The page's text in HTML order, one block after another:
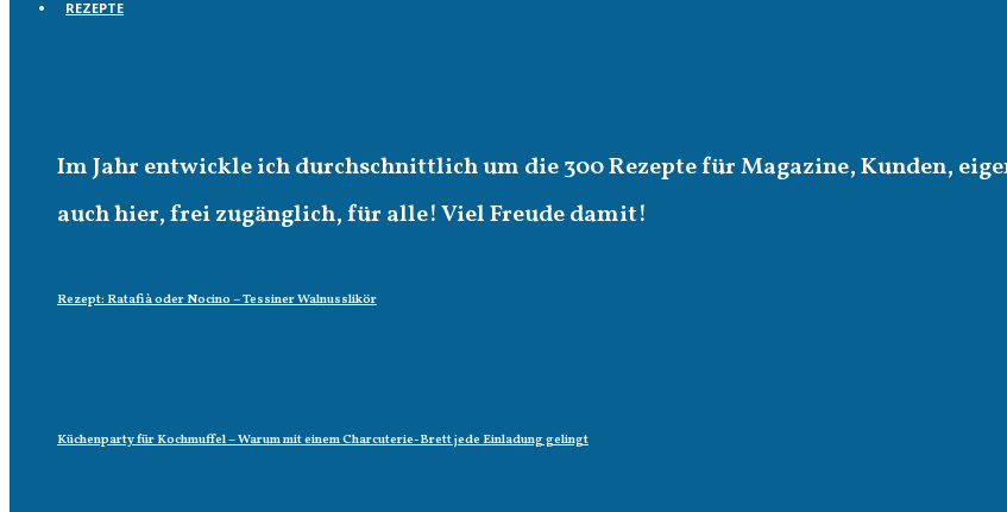
REZEPTE
Im Jahr entwickle ich durchschnittlich um die 300 Rezepte für Magazine, Kunden,
auch hier, frei zugänglich, für alle! Viel Freude damit!
Rezept: Ratafià oder Nocino – Tessiner Walnusslikör
Küchenparty für Kochmuffel – Warum mit einem Charcuterie-Brett jede Einladung gelingt